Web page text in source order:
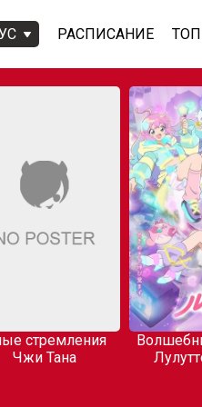
РАСПИСАНИЕ ТОП
стремления
Чжи Тана